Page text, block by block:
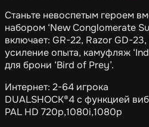
Станьте невоспетым героем
набором ‘New Conglomerate
включает: GR-22, Razor GD-
усиление опыта, камуфляж
для брони ‘Bird of Prey’.
Интернет: 2-64 игрока
DUALSHOCK®4 с функцией
PAL HD 720p,1080i,1080p